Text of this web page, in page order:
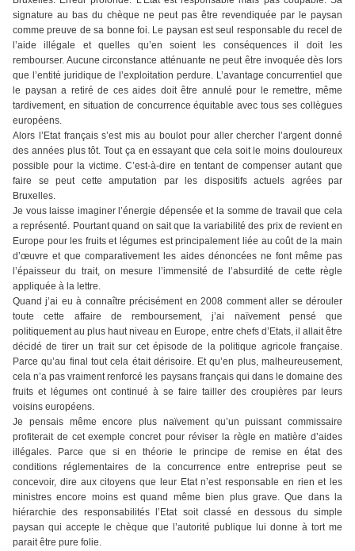
signature au bas du chèque ne peut pas être revendiquée par le paysan
comme preuve de sa bonne foi. Le paysan est seul responsable du recel de
l’aide illégale et quelles qu’en soient les conséquences il doit les
rembourser. Aucune circonstance atténuante ne peut être invoquée dès lors
que l’entité juridique de l’exploitation perdure. L’avantage concurrentiel que
le paysan a retiré de ces aides doit être annulé pour le remettre, même
tardivement, en situation de concurrence équitable avec tous ses collègues
européens.
Alors l’Etat français s’est mis au boulot pour aller chercher l’argent donné
des années plus tôt. Tout ça en essayant que cela soit le moins douloureux
possible pour la victime. C’est-à-dire en tentant de compenser autant que
faire se peut cette amputation par les dispositifs actuels agrées par
Bruxelles.
Je vous laisse imaginer l’énergie dépensée et la somme de travail que cela
a représenté. Pourtant quand on sait que la variabilité des prix de revient en
Europe pour les fruits et légumes est principalement liée au coût de la main
d’œuvre et que comparativement les aides dénoncées ne font même pas
l’épaisseur du trait, on mesure l’immensité de l’absurdité de cette règle
appliquée à la lettre.
Quand j’ai eu à connaître précisément en 2008 comment aller se dérouler
toute cette affaire de remboursement, j’ai naïvement pensé que
politiquement au plus haut niveau en Europe, entre chefs d’Etats, il allait être
décidé de tirer un trait sur cet épisode de la politique agricole française.
Parce qu’au final tout cela était dérisoire. Et qu’en plus, malheureusement,
cela n’a pas vraiment renforcé les paysans français qui dans le domaine des
fruits et légumes ont continué à se faire tailler des croupières par leurs
voisins européens.
Je pensais même encore plus naïvement qu’un puissant commissaire
profiterait de cet exemple concret pour réviser la règle en matière d’aides
illégales. Parce que si en théorie le principe de remise en état des
conditions réglementaires de la concurrence entre entreprise peut se
concevoir, dire aux citoyens que leur Etat n’est responsable en rien et les
ministres encore moins est quand même bien plus grave. Que dans la
hiérarchie des responsabilités l’Etat soit classé en dessous du simple
paysan qui accepte le chèque que l’autorité publique lui donne à tort me
parait être pure folie.